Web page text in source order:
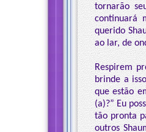
tornarão
continuará
querido
ao lar, de
Respirem
brinde a
que estão
(a)?” Eu
tão pronta
outros